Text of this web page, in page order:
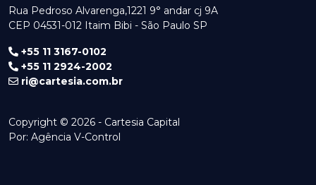
Rua Pedroso Alvarenga,1221 9° andar cj 9A
CEP 04531-012 Itaim Bibi - São Paulo SP
+55 11 3167-0102
+55 11 2924-2002
ri@cartesia.com.br
Copyright © 2026 - Cartesia Capital
Por: Agência V-Control